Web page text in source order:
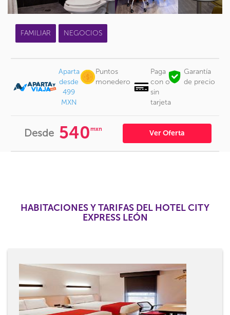
FAMILIAR NEGOCIOS
Aparta
desde
499
MXN
Puntos
monedero
Paga
con o
sin
tarjeta
Garantía
de precio
Desde 540mxn Ver Oferta
HABITACIONES Y TARIFAS DEL HOTEL CITY
EXPRESS LEÓN